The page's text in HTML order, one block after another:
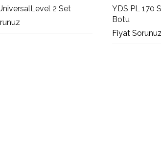
2 Set
YDS PL 170
Botu
Fiyat Sorunuz